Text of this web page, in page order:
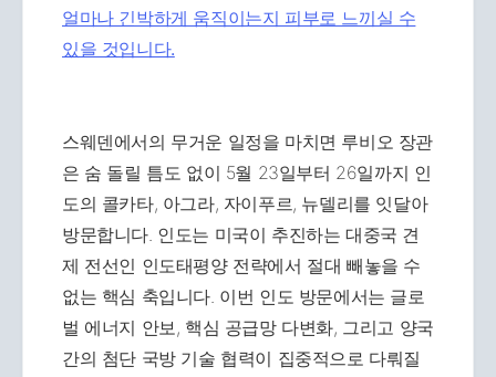
얼마나 긴박하게 움직이는지 피부로 느끼실 수
있을 것입니다.
스웨덴에서의 무거운 일정을 마치면 루비오 장관
은 숨 돌릴 틈도 없이 5월 23일부터 26일까지 인
도의 콜카타, 아그라, 자이푸르, 뉴델리를 잇달아
방문합니다. 인도는 미국이 추진하는 대중국 견
제 전선인 인도태평양 전략에서 절대 빼놓을 수
없는 핵심 축입니다. 이번 인도 방문에서는 글로
벌 에너지 안보, 핵심 공급망 다변화, 그리고 양국
간의 첨단 국방 기술 협력이 집중적으로 다뤄질